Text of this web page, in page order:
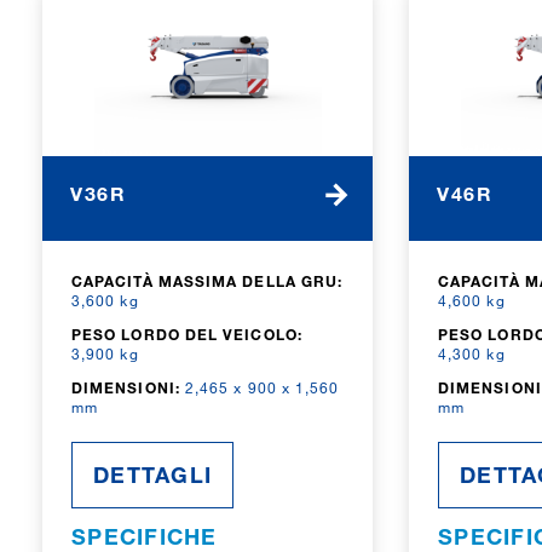
V36R
CAPACITÀ MASSIMA DELLA GRU:
3,600 kg
PESO LORDO DEL VEICOLO:
3,900 kg
DIMENSIONI: 2,465 x 900 x 1,560
mm
DETTAGLI
SPECIFICHE
V46R
CAPACITÀ
4,600 kg
PESO
4,300 kg
mm